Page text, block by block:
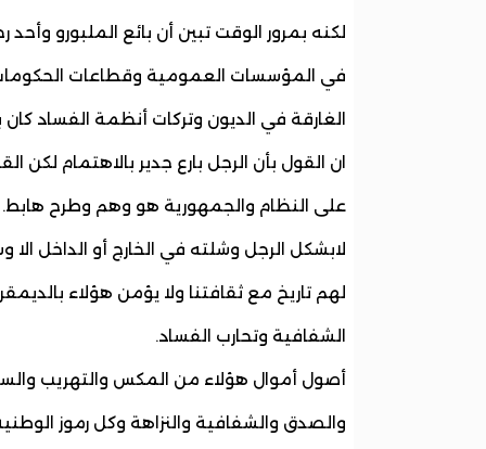
لكنه بمرور الوقت تبين أن بائع الملبورو
في المؤسسات العمومية وقطاعات
الغارقة في الديون وتركات أنظمة الفساد
ان القول بأن الرجل بارع جدير بالاهتمام
على النظام والجمهورية هو وهم وطرح هابط.
لابشكل الرجل وشلته في الخارج أو الداخل
لهم تاريخ مع ثقافتنا ولا يؤمن هؤلاء
الشفافية وتحارب الفساد.
أصول أموال هؤلاء من المكس والتهريب
والصدق والشفافية والنزاهة وكل رموز